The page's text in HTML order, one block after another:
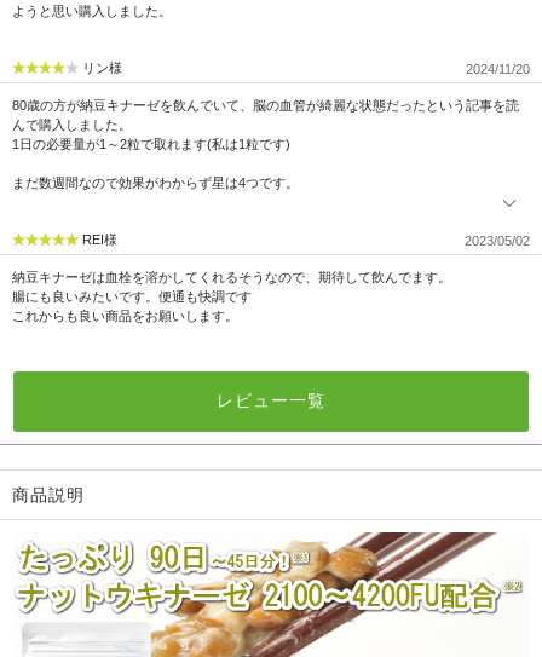
ようと思い購入しました。
リン様 2024/11/20
80歳の方が納豆キナーゼを飲んでいて、脳の血管が綺麗な状態だったという記事を読
んで購入しました。
1日の必要量が1～2粒で取れます(私は1粒です)
まだ数週間なので効果がわからず星は4つです。
REI様 2023/05/02
納豆キナーゼは血栓を溶かしてくれるそうなので、期待して飲んでます。
腸にも良いみたいです。便通も快調です
これからも良い商品をお願いします。
レビュー一覧
商品説明